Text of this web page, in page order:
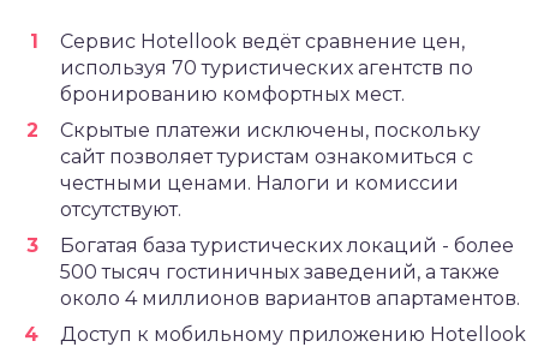
Сервис Hotellook ведёт сравнение цен,
используя 70 туристических агентств по
бронированию комфортных мест.
Скрытые платежи исключены, поскольку
сайт позволяет туристам ознакомиться с
честными ценами. Налоги и комиссии
отсутствуют.
Богатая база туристических локаций - более
500 тысяч гостиничных заведений, а также
около 4 миллионов вариантов апартаментов.
Доступ к мобильному приложению Hotellook